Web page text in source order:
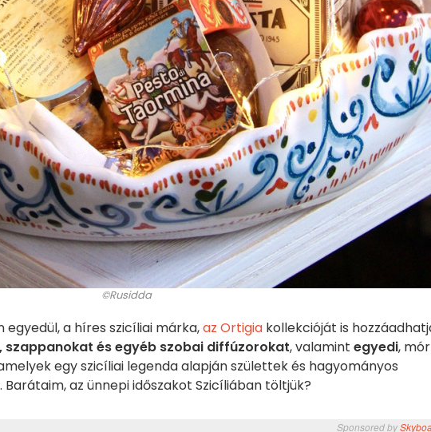
©Rusidda
egyedül, a híres szicíliai márka,az Ortigia kollekcióját is
és egyéb szobai diffúzorokat, valamint egyedi,
egy szicíliai legenda alapján születtek és hagyományos
az ünnepi időszakot Szicíliában töltjük?